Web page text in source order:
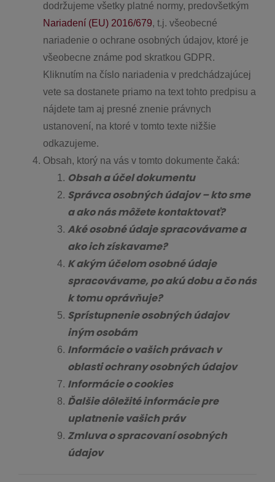
dodržujeme všetky platné normy, predovšetkým
Nariadení (EU) 2016/679, t.j. všeobecné
nariadenie o ochrane osobných údajov, ktoré je
všeobecne známe pod skratkou GDPR.
Kliknutím na číslo nariadenia v predchádzajúcej
vete sa dostanete priamo na text tohto predpisu a
nájdete tam aj presné znenie právnych
ustanovení, na ktoré v tomto texte nižšie
odkazujeme.
Obsah, ktorý na vás v tomto dokumente čaká:
Obsah a účel dokumentu
Správca osobných údajov – kto sme
a ako nás môžete kontaktovať?
Aké osobné údaje spracovávame a
ako ich získavame?
K akým účelom osobné údaje
spracovávame, po akú dobu a čo nás
k tomu oprávňuje?
Sprístupnenie osobných údajov
iným osobám
Informácie o vašich právach v
oblasti ochrany osobných údajov
Informácie o cookies
Ďalšie dôležité informácie pre
uplatnenie vašich práv
Zmluva o spracovaní osobných
údajov